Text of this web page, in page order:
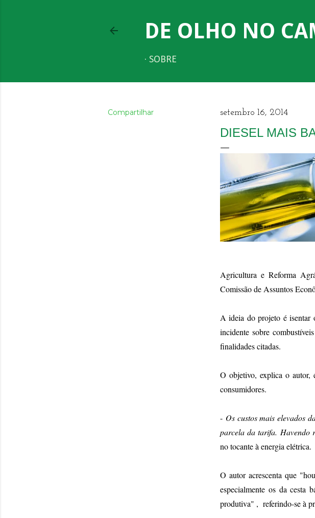
DE OLHO NO
SOBRE
Compartilhar setembro 16, 2014
DIESEL MAIS
Agricultura e Reforma
Comissão de Assuntos
A ideia do projeto é isentar
incidente sobre
finalidades citadas.
O objetivo, explica o autor,
consumidores.
- Os custos mais elevados
parcela da tarifa. Havendo
no tocante à energia elétrica.
O autor acrescenta que
especialmente os da cesta
produtiva" , referindo-se à